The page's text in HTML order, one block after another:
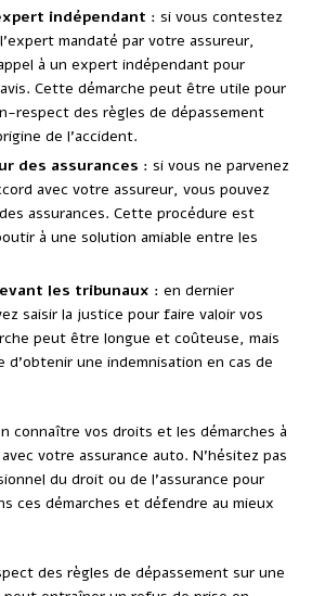
indépendant : si vous contestez
mandaté par votre assureur,
à un expert indépendant pour
Cette démarche peut être utile pour
respect des règles de dépassement
de l’accident.
des assurances : si vous ne parvenez
avec votre assureur, vous pouvez
assurances. Cette procédure est
à une solution amiable entre les
les tribunaux : en dernier
saisir la justice pour faire valoir vos
peut être longue et coûteuse, mais
une indemnisation en cas de
connaître vos droits et les démarches à
votre assurance auto. N’hésitez pas
du droit ou de l’assurance pour
ces démarches et défendre au mieux
des règles de dépassement sur une